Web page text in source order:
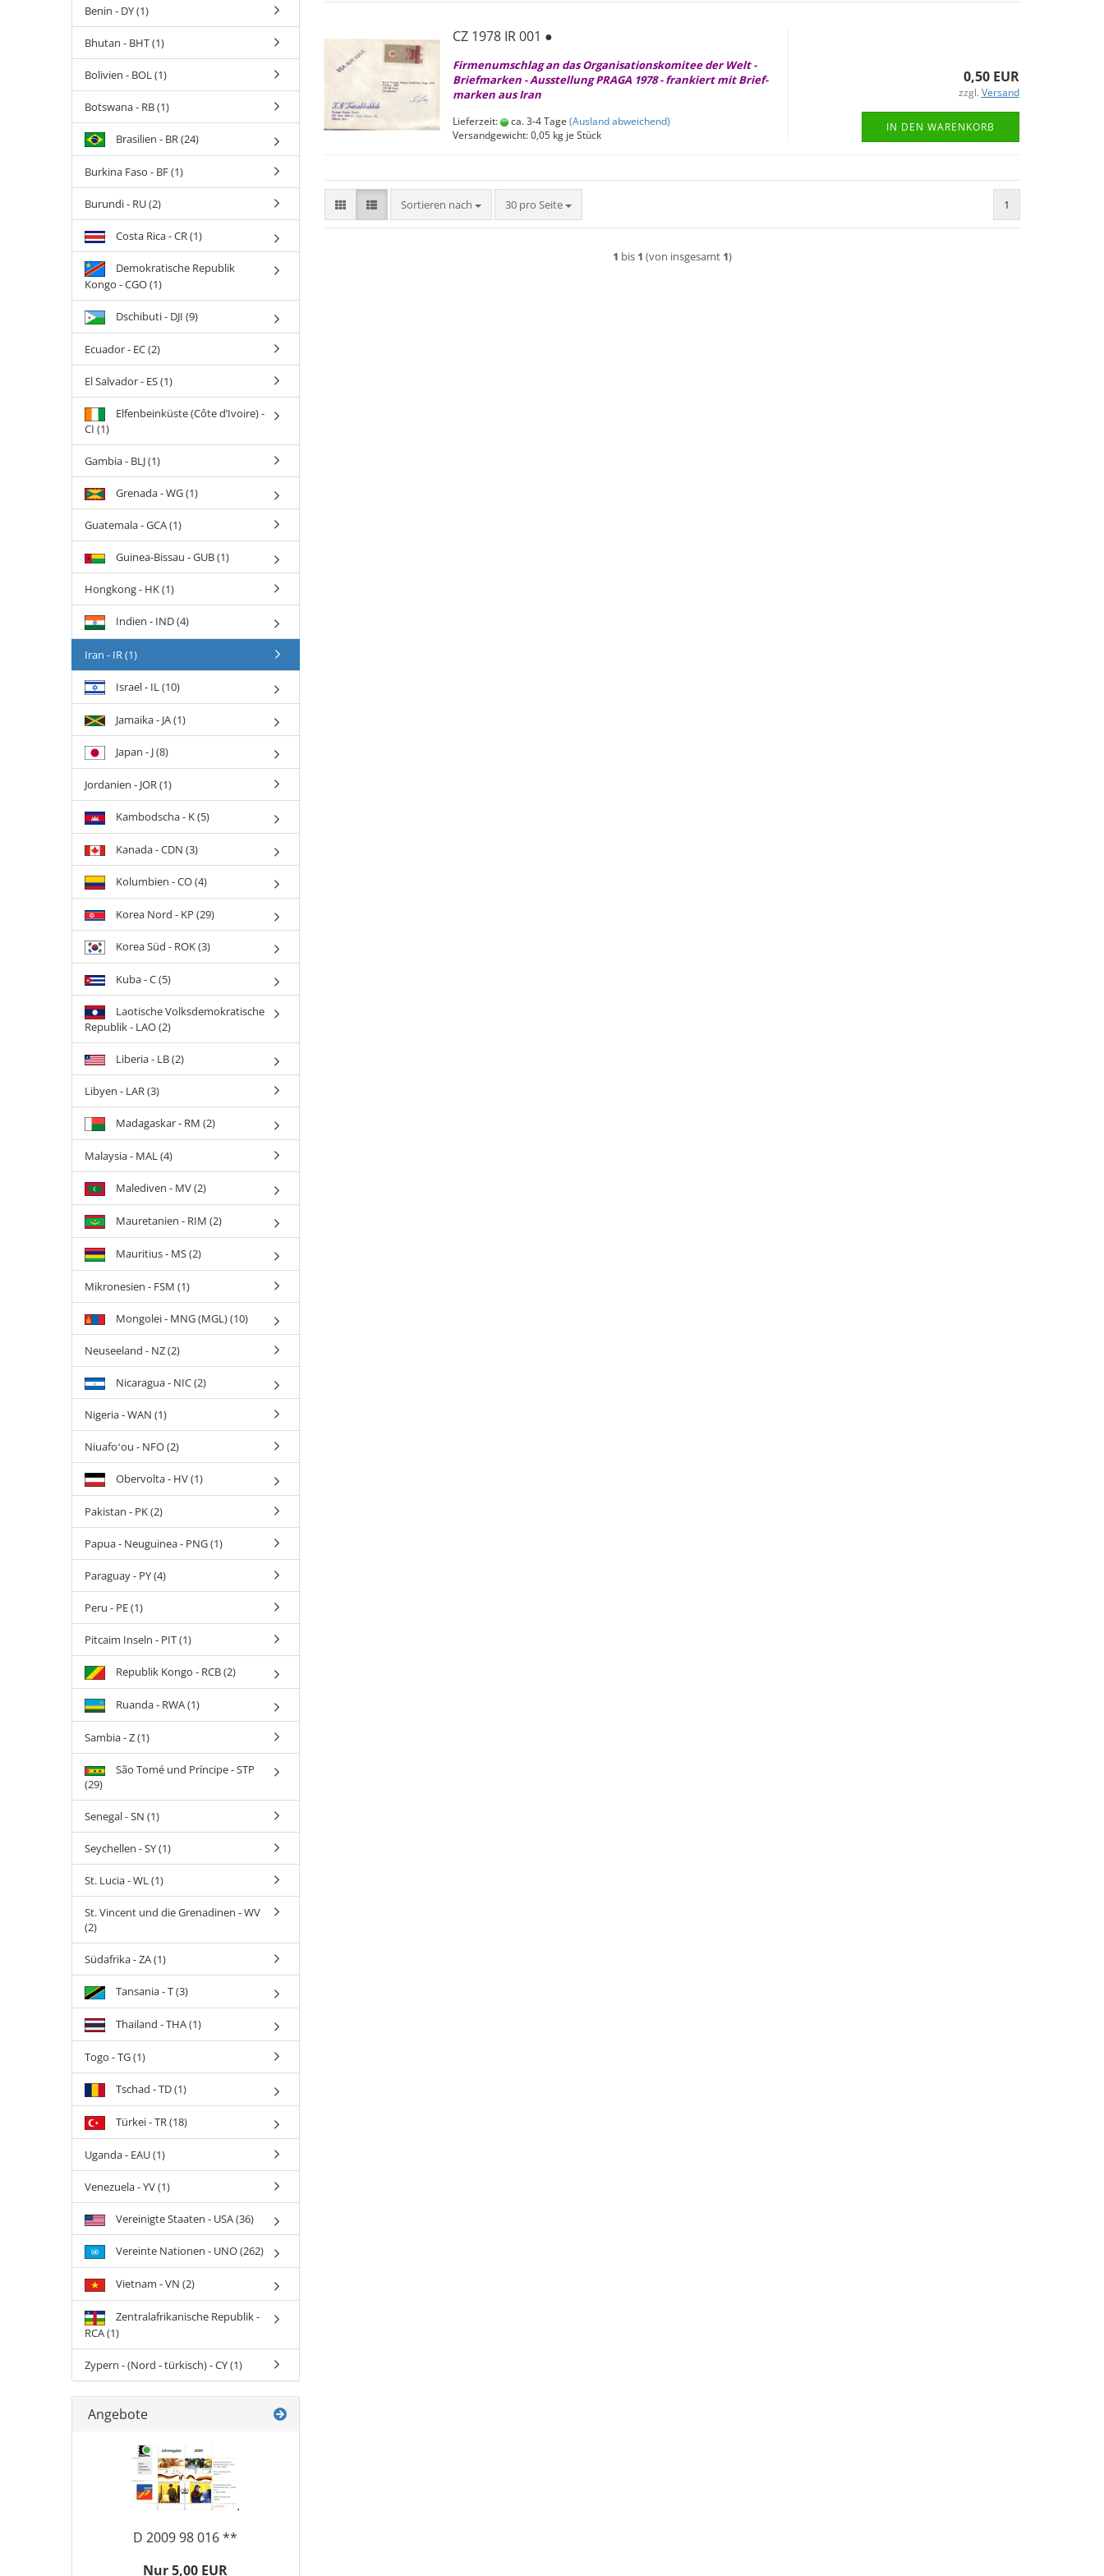
CZ 1978 IR 001 ●
Fir­men­um­schlag an das Or­ga­ni­sa­ti­ons­ko­mi­tee der Welt -
Brief­mar­ken - Aus­stel­lung PRAGA 1978 - fran­kiert mit Brief­
mar­ken aus Iran
Lieferzeit: ca. 3-4 Tage (Ausland abweichend)
Versandgewicht:0,05kg je Stück
0,50 EUR
zzgl. Versand
IN DEN WARENKORB
Sortieren nach
Sortieren nach 30 pro Seite
pro Seite 1
1 bis 1 (von insgesamt 1)
Benin - DY (1)
Bhutan - BHT (1)
Bolivien - BOL (1)
Botswana - RB (1)
Brasilien - BR (24)
Burkina Faso - BF (1)
Burundi - RU (2)
Costa Rica - CR (1)
Demokratische Republik
Kongo - CGO (1)
Dschibuti - DJI (9)
Ecuador - EC (2)
El Salvador - ES (1)
Elfenbeinküste (Côte d’Ivoire) -
CI (1)
Gambia - BLJ (1)
Grenada - WG (1)
Guatemala - GCA (1)
Guinea-Bissau - GUB (1)
Hongkong - HK (1)
Indien - IND (4)
Iran - IR (1)
Israel - IL (10)
Jamaika - JA (1)
Japan - J (8)
Jordanien - JOR (1)
Kambodscha - K (5)
Kanada - CDN (3)
Kolumbien - CO (4)
Korea Nord - KP (29)
Korea Süd - ROK (3)
Kuba - C (5)
Laotische Volksdemokratische
Republik - LAO (2)
Liberia - LB (2)
Libyen - LAR (3)
Madagaskar - RM (2)
Malaysia - MAL (4)
Malediven - MV (2)
Mauretanien - RIM (2)
Mauritius - MS (2)
Mikronesien - FSM (1)
Mongolei - MNG (MGL) (10)
Neuseeland - NZ (2)
Nicaragua - NIC (2)
Nigeria - WAN (1)
Niuafoʻou - NFO (2)
Obervolta - HV (1)
Pakistan - PK (2)
Papua - Neuguinea - PNG (1)
Paraguay - PY (4)
Peru - PE (1)
Pitcaim Inseln - PIT (1)
Republik Kongo - RCB (2)
Ruanda - RWA (1)
Sambia - Z (1)
São Tomé und Príncipe - STP
(29)
Senegal - SN (1)
Seychellen - SY (1)
St. Lucia - WL (1)
St. Vincent und die Grenadinen - WV
(2)
Südafrika - ZA (1)
Tansania - T (3)
Thailand - THA (1)
Togo - TG (1)
Tschad - TD (1)
Türkei - TR (18)
Uganda - EAU (1)
Venezuela - YV (1)
Vereinigte Staaten - USA (36)
Vereinte Nationen - UNO (262)
Vietnam - VN (2)
Zentralafrikanische Republik -
RCA (1)
Zypern - (Nord - türkisch) - CY (1)
Angebote
D 2009 98 016 **
Nur 5,00 EUR